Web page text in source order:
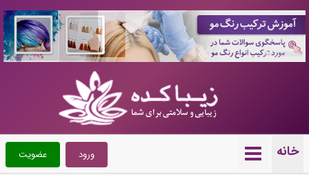
10090089
خانه عضویت ورود